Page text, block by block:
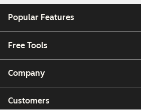
Popular Features
Free Tools
Company
Customers